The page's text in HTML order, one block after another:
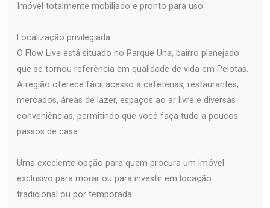
Imóvel totalmente mobiliado e pronto para uso.
Localização privilegiada:
O Flow Live está situado no Parque Una, bairro planejado
que se tornou referência em qualidade de vida em Pelotas.
A região oferece fácil acesso a cafeterias, restaurantes,
mercados, áreas de lazer, espaços ao ar livre e diversas
conveniências, permitindo que você faça tudo a poucos
passos de casa.
Uma excelente opção para quem procura um imóvel
exclusivo para morar ou para investir em locação
tradicional ou por temporada.